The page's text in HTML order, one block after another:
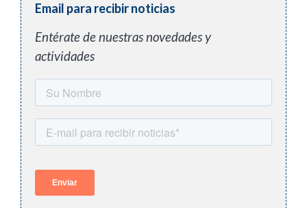
Email para recibir noticias
Entérate de nuestras novedades y
actividades